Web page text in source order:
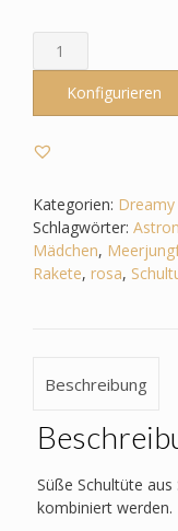
Schultüte
passend
StepbyStep-
Pegasus
Weltall
-
Rakete
-
Planet
Konfigurieren
Kategorien:
Schlagwörter:
Mädchen,
Rakete, rosa,
Beschreibung
Süße Schultüte
kombiniert werden.